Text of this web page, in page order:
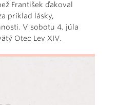
František ďakoval
príklad lásky,
V sobotu 4. júla
Otec Lev XIV.